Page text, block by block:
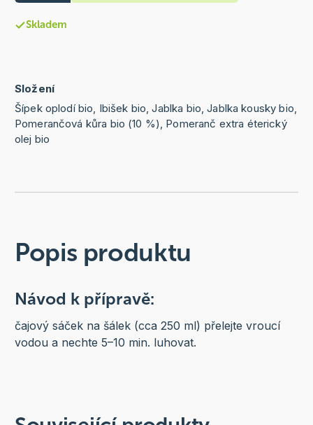
Skladem
Složení
Šípek oplodí bio, Ibišek bio, Jablka bio, Jablka kousky bio,
Pomerančová kůra bio (10 %), Pomeranč extra éterický
olej bio
Popis produktu
Návod k přípravě:
čajový sáček na šálek (cca 250 ml) přelejte vroucí
vodou a nechte 5–10 min. luhovat.